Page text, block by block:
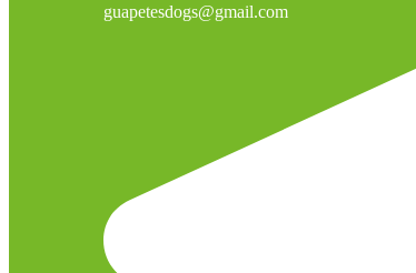
guapetesdogs@gmail.com